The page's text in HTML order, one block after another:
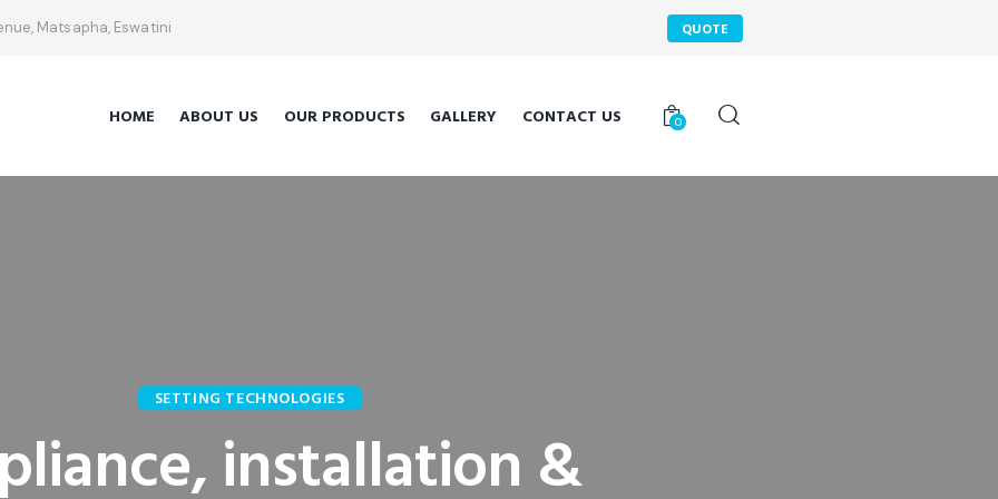
Matsapha, Eswatini QUOTE
HOME ABOUT US OUR PRODUCTS GALLERY CONTACT US 0
SETTING TECHNOLOGIES
installation &